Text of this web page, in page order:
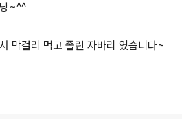
~^^
막걸리 먹고 졸린 자바리 였습니다~